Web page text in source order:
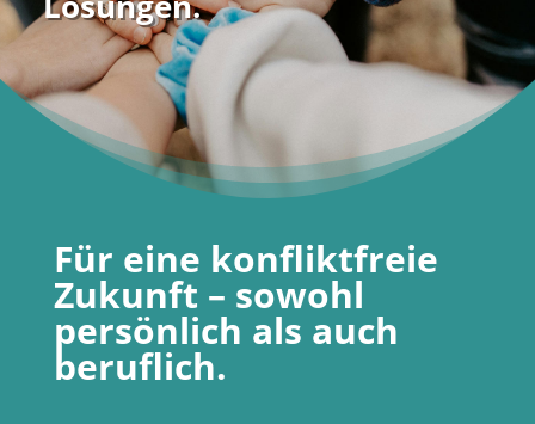
Für eine konfliktfreie
Zukunft – sowohl
persönlich als auch
beruflich.